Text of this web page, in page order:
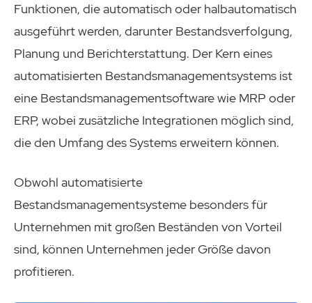
Funktionen, die automatisch oder halbautomatisch
ausgeführt werden, darunter Bestandsverfolgung,
Planung und Berichterstattung. Der Kern eines
automatisierten Bestandsmanagementsystems ist
eine Bestandsmanagementsoftware wie MRP oder
ERP, wobei zusätzliche Integrationen möglich sind,
die den Umfang des Systems erweitern können.
Obwohl automatisierte
Bestandsmanagementsysteme besonders für
Unternehmen mit großen Beständen von Vorteil
sind, können Unternehmen jeder Größe davon
profitieren.